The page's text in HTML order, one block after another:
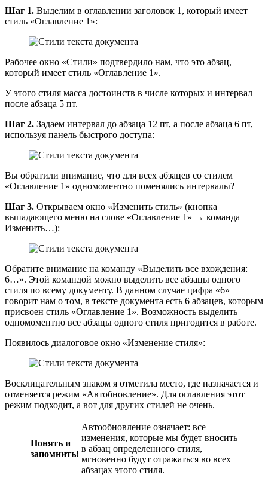
Шаг 1. Выделим в оглавлении заголовок 1, который имеет
стиль «Оглавление 1»:
Рабочее окно «Стили» подтвердило нам, что это абзац,
который имеет стиль «Оглавление 1».
У этого стиля масса достоинств в числе которых и интервал
после абзаца 5 пт.
Шаг 2. Задаем интервал до абзаца 12 пт, а после абзаца 6 пт,
используя панель быстрого доступа:
Вы обратили внимание, что для всех абзацев со стилем
«Оглавление 1» одномоментно поменялись интервалы?
Шаг 3. Открываем окно «Изменить стиль» (кнопка
выпадающего меню на слове «Оглавление 1» → команда
Изменить…):
Обратите внимание на команду «Выделить все вхождения:
6…». Этой командой можно выделить все абзацы одного
стиля по всему документу. В данном случае цифра «6»
говорит нам о том, в тексте документа есть 6 абзацев, которым
присвоен стиль «Оглавление 1». Возможность выделить
одномоментно все абзацы одного стиля пригодится в работе.
Появилось диалоговое окно «Изменение стиля»:
Восклицательным знаком я отметила место, где назначается и
отменяется режим «Автобновление». Для оглавления этот
режим подходит, а вот для других стилей не очень.
Понять и
запомнить!
Автообновление означает: все
изменения, которые мы будет вносить
в абзац определенного стиля,
мгновенно будут отражаться во всех
абзацах этого стиля.